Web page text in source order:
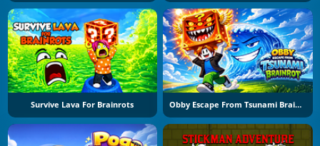
Survive Lava For Brainrots Obby Escape From Tsunami Brainrot